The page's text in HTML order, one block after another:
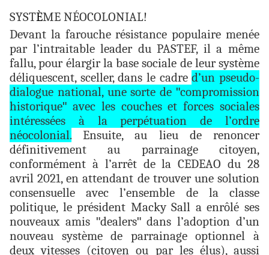
SYSTÈME NÉOCOLONIAL!
Devant la farouche résistance populaire menée
par l’intraitable leader du PASTEF, il a même
fallu, pour élargir la base sociale de leur système
déliquescent, sceller, dans le cadred’un pseudo-
dialogue national, une sorte de "compromission
historique" avec les couches et forces sociales
intéressées à la perpétuation de l’ordre
néocolonial.Ensuite, au lieu de renoncer
définitivement au parrainage citoyen,
conformément à l’arrêt de la CEDEAO du 28
avril 2021, en attendant de trouver une solution
consensuelle avec l’ensemble de la classe
politique, le président Macky Sall a enrôlé ses
nouveaux amis "dealers"dans l’adoption d’un
nouveau système de parrainage optionnel à
deux vitesses (citoyen ou par les élus), aussi